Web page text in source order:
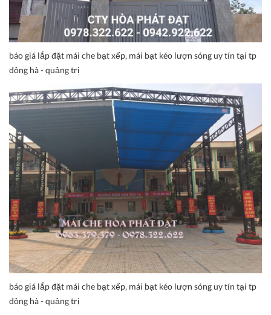
báo giá lắp đặt mái che bạt xếp, mái bạt kéo lượn sóng uy tín tại tp
đông hà - quảng trị
báo giá lắp đặt mái che bạt xếp, mái bạt kéo lượn sóng uy tín tại tp
đông hà - quảng trị